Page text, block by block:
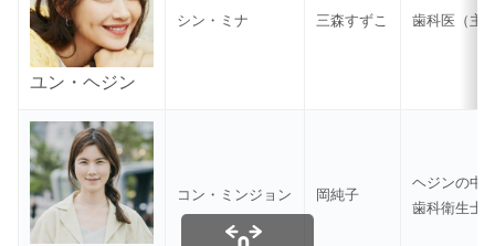
ユン・ヘジン
シン・ミナ 三森すずこ 歯科医（主
コン・ミンジョン 岡純子
ヘジンの中
歯科衛生士